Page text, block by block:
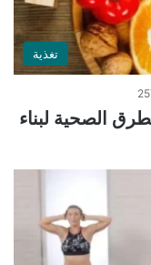
تغذية
الصحية لبناء